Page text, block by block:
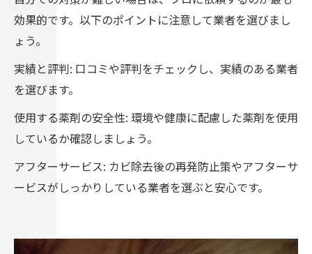
効果的です。以下のポイントに注意して業者を選びまし
ょう。
実績と評判: 口コミや評判をチェックし、実績のある業者
を選びます。
使用する薬剤の安全性: 環境や健康に配慮した薬剤を使用
しているか確認しましょう。
アフターサービス: カビ除去後の再発防止策やアフターサ
ービスがしっかりしている業者を選ぶと安心です。